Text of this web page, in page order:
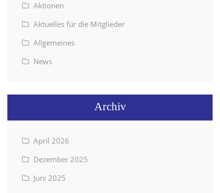
Aktionen
Aktuelles für die Mitglieder
Allgemeines
News
Archiv
April 2026
Dezember 2025
Juni 2025